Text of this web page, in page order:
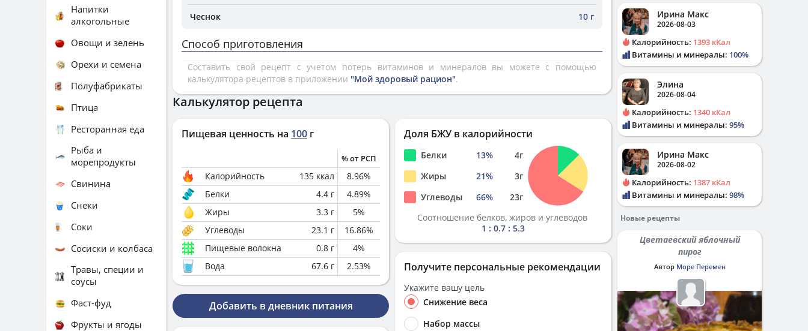
Чеснок 10 г
Способ приготовления
Составить свой рецепт с учетом потерь витаминов и минералов вы можете с помощью
калькулятора рецептов в приложении "Мой здоровый рацион".
Калькулятор рецепта
Пищевая ценность на 100 г
% от РСП
Калорийность 135 ккал 8.96%
Белки
4.4 г 4.89%
Жиры
3.3 г 5%
Углеводы
23.1 г 16.86%
Пищевые волокна
0.8 г 4%
Вода
67.6 г 2.53%
Добавить в дневник питания
Доля БЖУ в калорийности
Белки 13% 4г
Жиры
21% 3г
Углеводы
66% 23г
Соотношение белков, жиров и углеводов
1 : 0.7 : 5.3
Получите персональные рекомендации
Укажите вашу цель
Снижение веса
Набор массы
Напитки
алкогольные
Овощи и зелень
Орехи и семена
Полуфабрикаты
Птица
Ресторанная еда
Рыба и
морепродукты
Свинина
Снеки
Соки
Сосиски и колбаса
Травы, специи и
соусы
Фаст-фуд
Фрукты и ягоды
Ирина Макс
2026-08-03
Калорийность: 1393 кКал
Витамины и минералы: 100%
Элина
2026-08-04
Калорийность: 1340 кКал
Витамины и минералы: 95%
Ирина Макс
2026-08-02
Калорийность: 1387 кКал
Витамины и минералы: 98%
Новые рецепты
Цветаевский яблочный
пирог
Автор Море Перемен